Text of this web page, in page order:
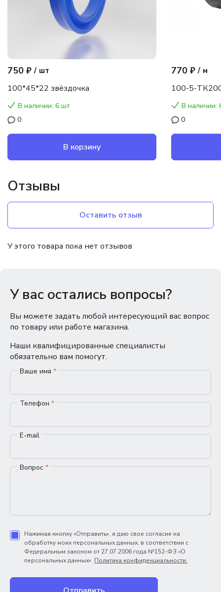
750 ₽ / шт
100*45*22 звёздочка
В наличии: 6 шт
0
В корзину
770 ₽ / м
100-5-
В наличии:
0
Отзывы
Оставить отзыв
У этого товара пока нет отзывов
У вас остались вопросы?
Вы можете задать любой интересующий вас вопрос
по товару или работе магазина.
Наши квалифицированные специалисты
обязательно вам помогут.
Ваше имя *
Телефон *
E-mail
Вопрос *
Нажимая кнопку «Отправить», я даю свое согласие на
обработку моих персональных данных, в соответствии с
Федеральным законом от 27.07.2006 года №152-ФЗ «О
персональных данных». Политика конфиденциальности.